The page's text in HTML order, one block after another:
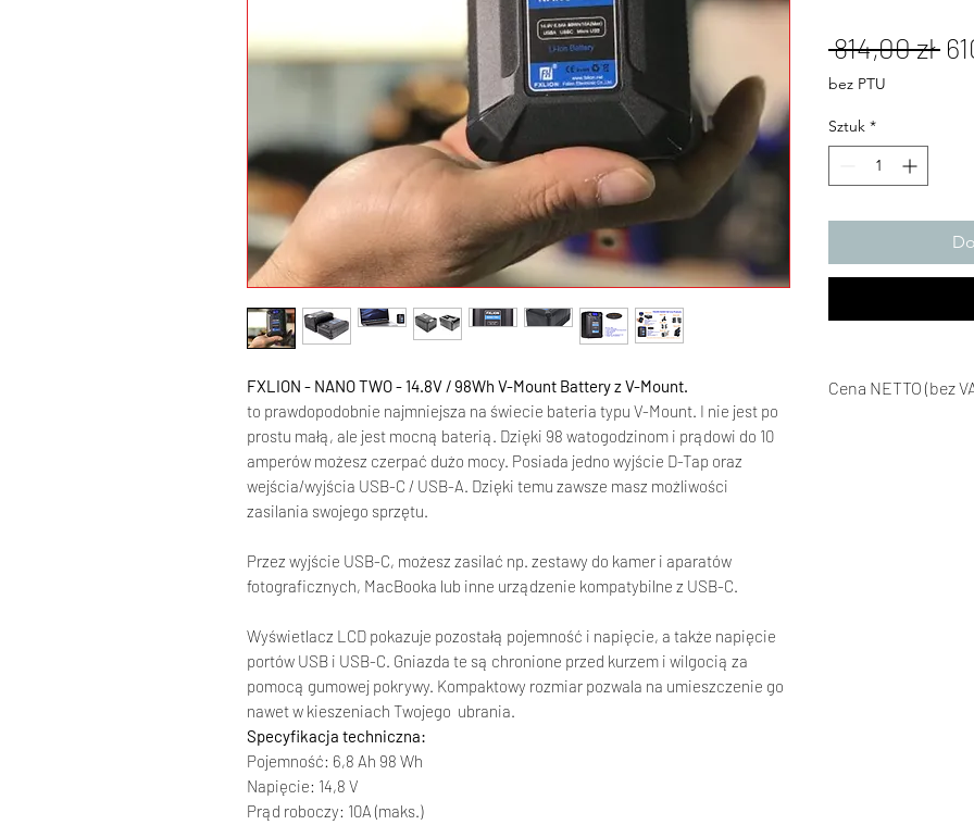
FXLION - NANO TWO - 14.8V / 98Wh V-Mount Battery z V-Mount.
to prawdopodobnie najmniejsza na świecie bateria typu V-Mount. I nie jest po
prostu małą, ale jest mocną baterią. Dzięki 98 watogodzinom i prądowi do 10
amperów możesz czerpać dużo mocy. Posiada jedno wyjście D-Tap oraz
wejścia/wyjścia USB-C / USB-A. Dzięki temu zawsze masz możliwości
zasilania swojego sprzętu.
Przez wyjście USB-C, możesz zasilać np. zestawy do kamer i aparatów
fotograficznych, MacBooka lub inne urządzenie kompatybilne z USB-C.
Wyświetlacz LCD pokazuje pozostałą pojemność i napięcie, a także napięcie
portów USB i USB-C. Gniazda te są chronione przed kurzem i wilgocią za
pomocą gumowej pokrywy. Kompaktowy rozmiar pozwala na umieszczenie go
nawet w kieszeniach Twojego ubrania.
Specyfikacja techniczna:
Pojemność: 6,8 Ah 98 Wh
Napięcie: 14,8 V
Prąd roboczy: 10A (maks.)
814,00 zł
bez PTU
Sztuk *
Cena NETTO